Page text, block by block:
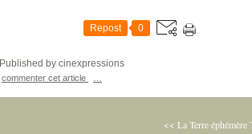
Repost 0
Published by cinexpressions
commenter cet article
<< La Terre éphémère